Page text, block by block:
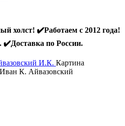
холст! ✔️Работаем с 2012 года!
по России.
И.К. Картина
К. Айвазовский